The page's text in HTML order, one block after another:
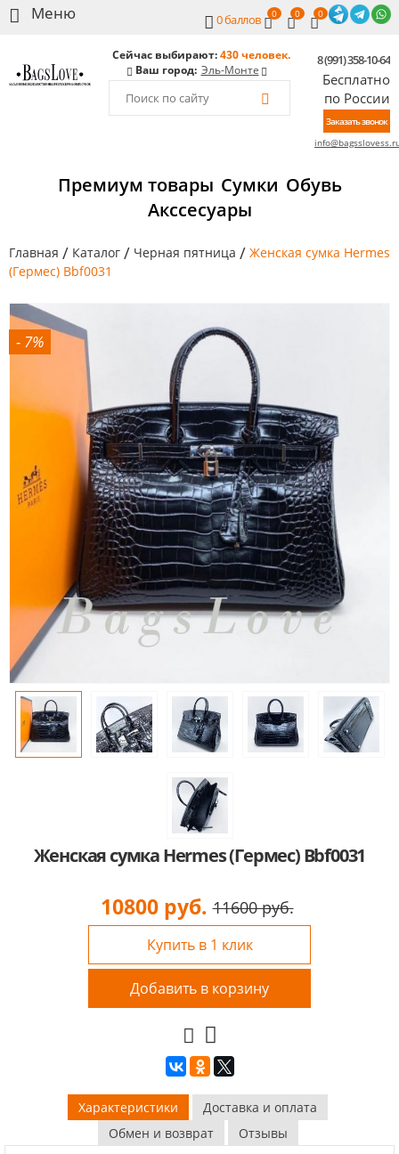
0баллов 0 0 0
Сейчас выбирают:430 человек.
Ваш город: Эль-Монте
8 (991) 358-10-64
Бесплатно
по России
Заказать звонок
Премиум товары Сумки Обувь
Акссесуары
Главная / Каталог / Черная пятница / Женская сумка Hermes
(Гермес) Bbf0031
- 7%
Женская сумка Hermes (Гермес) Bbf0031
10800руб. 11600 руб.
Купить в 1 клик
Добавить в корзину
Характеристики
Доставка и оплата
Обмен и возврат
Отзывы